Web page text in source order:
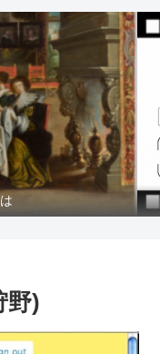
野)